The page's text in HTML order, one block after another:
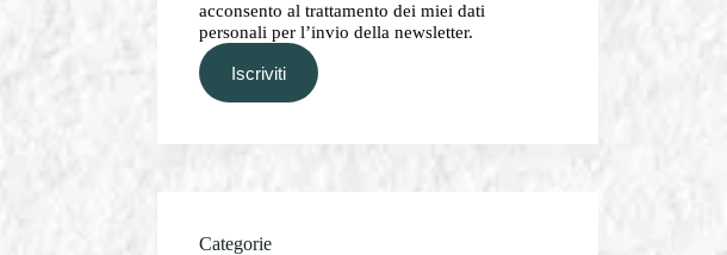
acconsento al trattamento dei miei dati
personali per l’invio della newsletter.
Iscriviti
Categorie